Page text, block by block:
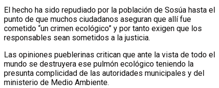
El hecho ha sido repudiado por la población de Sosúa hasta el
punto de que muchos ciudadanos aseguran que allí fue
cometido “un crimen ecológico” y por tanto exigen que los
responsables sean sometidos a la justicia.
Las opiniones pueblerinas critican que ante la vista de todo el
mundo se destruyera ese pulmón ecológico teniendo la
presunta complicidad de las autoridades municipales y del
ministerio de Medio Ambiente.